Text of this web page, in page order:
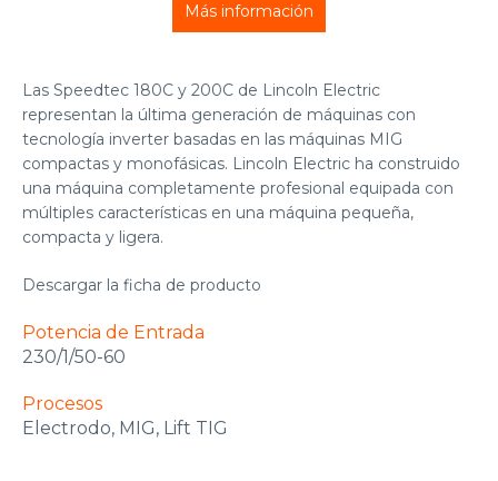
Las Speedtec 180C y 200C de Lincoln Electric
representan la última generación de máquinas con
tecnología inverter basadas en las máquinas MIG
compactas y monofásicas. Lincoln Electric ha construido
una máquina completamente profesional equipada con
múltiples características en una máquina pequeña,
compacta y ligera.
Descargar la ficha de producto
Potencia de Entrada
230/1/50-60
Procesos
Electrodo, MIG, Lift TIG
Más información